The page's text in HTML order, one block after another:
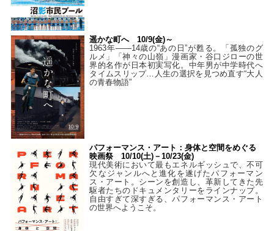
遥かな町へ 10/9(金)～
1963年――14歳の“あの日”が甦る。「孤独のグ
ルメ」「神々の山嶺」漫画家・谷口ジローの世
界的名作が日本初実写化。中年男が中学時代へ
タイムスリップ…人生の選択を見つめ直す“大人
の青春物語”
パフォーマンス・アート：身体と空間をめぐる
映画祭 10/10(土)－10/23(金)
現代美術において最もエネルギッシュで、不可
欠なジャンルへと進化を遂げたパフォーマン
ス・アート。シーンを創造し、革新してきた先
駆者たちのドキュメンタリーをラインナップ。
自由すぎて深すぎる、パフォーマンス・アート
の世界へようこそ。